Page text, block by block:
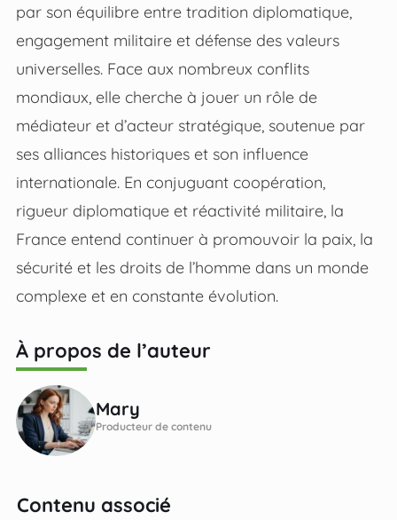
par son équilibre entre tradition diplomatique,
engagement militaire et défense des valeurs
universelles. Face aux nombreux conflits
mondiaux, elle cherche à jouer un rôle de
médiateur et d’acteur stratégique, soutenue par
ses alliances historiques et son influence
internationale. En conjuguant coopération,
rigueur diplomatique et réactivité militaire, la
France entend continuer à promouvoir la paix, la
sécurité et les droits de l’homme dans un monde
complexe et en constante évolution.
À propos de l’auteur
Mary
Producteur de contenu
Contenu associé